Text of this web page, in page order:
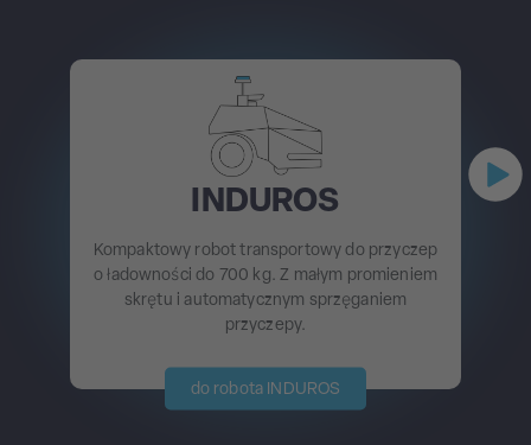
INDUROS
Kompaktowy robot transportowy do przyczep
o ładowności do 700 kg. Z małym promieniem
skrętu i automatycznym sprzęganiem
przyczepy.
do robota INDUROS